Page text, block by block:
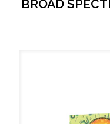
BROAD